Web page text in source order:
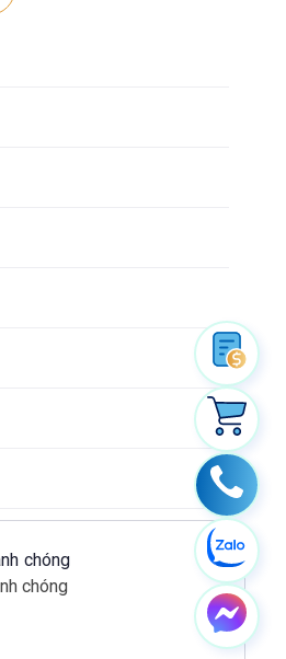
chóng
chóng